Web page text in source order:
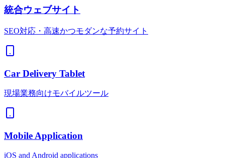
統合ウェブサイト
SEO対応・高速かつモダンな予約サイト
Car Delivery Tablet
現場業務向けモバイルツール
Mobile Application
iOS and Android applications